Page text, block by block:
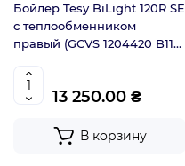
Бойлер Tesy BiLight 120R SE
с теплообменником
правый (GCVS 1204420 B11
13 250.00 ₴
В корзину